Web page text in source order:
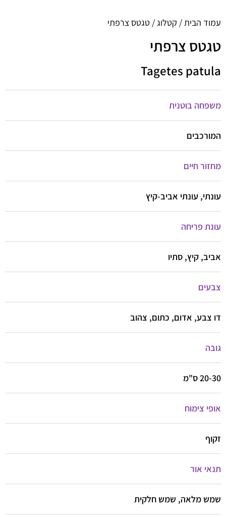
עמוד הבית / קטלוג / טגטס צרפתי
טגטס צרפתי
Tagetes patula
משפחה בוטנית
המורכבים
מחזור חיים
עונתי, עונתי אביב-קיץ
עונת פריחה
אביב, קיץ, סתיו
צבעים
דו צבע, אדום, כתום, צהוב
גובה
20-30 ס"מ
אופי צימוח
זקוף
תנאי אור
שמש מלאה, שמש חלקית